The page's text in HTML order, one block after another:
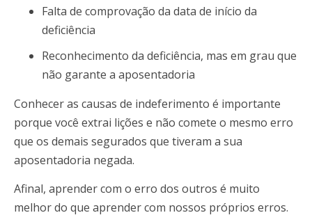
Falta de comprovação da data de início da
deficiência
Reconhecimento da deficiência, mas em grau que
não garante a aposentadoria
Conhecer as causas de indeferimento é importante
porque você extrai lições e não comete o mesmo erro
que os demais segurados que tiveram a sua
aposentadoria negada.
Afinal, aprender com o erro dos outros é muito
melhor do que aprender com nossos próprios erros.